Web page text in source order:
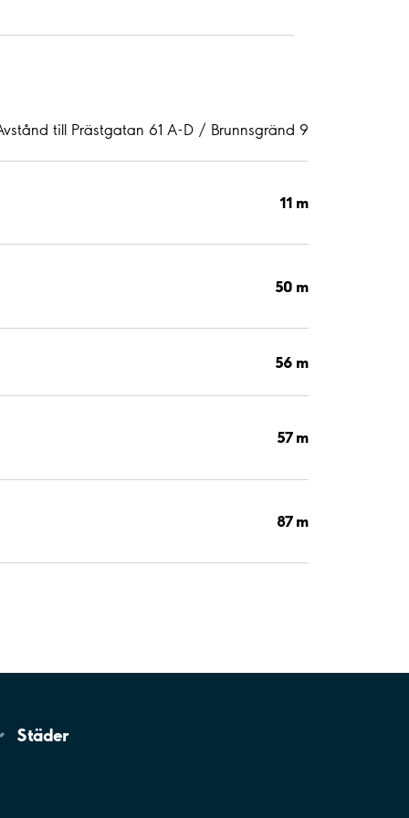
till Prästgatan 61 A-D / Brunnsgränd 9
11 m
50 m
56 m
57 m
87 m
Städer